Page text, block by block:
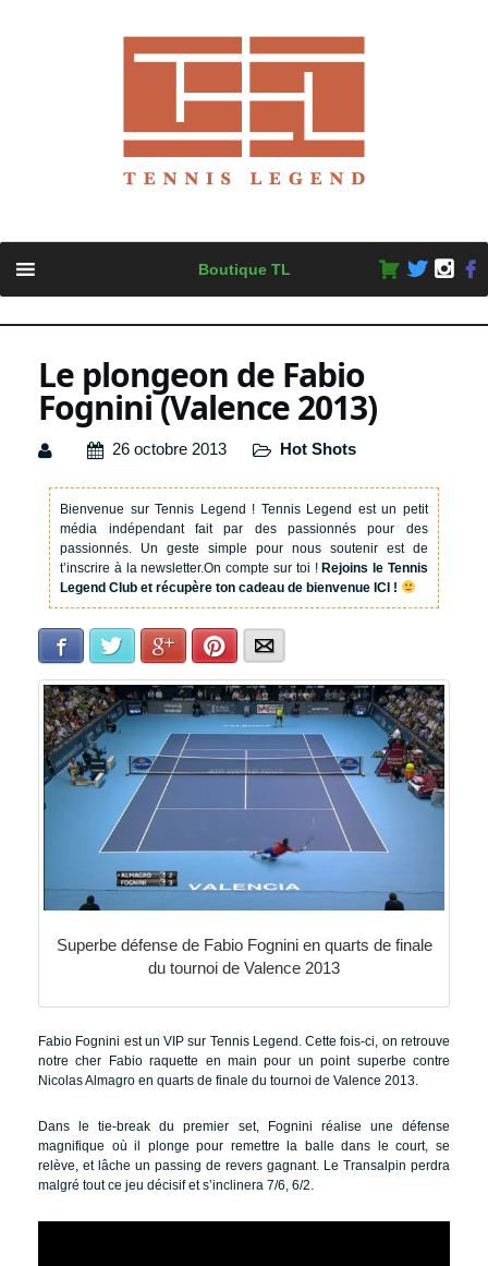
content
Boutique TL
Le plongeon de Fabio
Fognini (Valence 2013)
26 octobre 2013 Hot Shots
Bienvenue sur Tennis Legend ! Tennis Legend est un petit
média indépendant fait par des passionnés pour des
passionnés. Un geste simple pour nous soutenir est de
t’inscrire à la newsletter.On compte sur toi !Rejoins le Tennis
Legend Club et récupère ton cadeau de bienvenue ICI !
Facebook Twitter Google+Pinterest
Superbe défense de Fabio Fognini en quarts de finale
du tournoi de Valence 2013
Fabio Fognini est un VIP sur Tennis Legend. Cette fois-ci, on retrouve
notre cher Fabio raquette en main pour un point superbe contre
Nicolas Almagro en quarts de finale du tournoi de Valence 2013.
Dans le tie-break du premier set, Fognini réalise une défense
magnifique où il plonge pour remettre la balle dans le court, se
relève, et lâche un passing de revers gagnant. Le Transalpin perdra
malgré tout ce jeu décisif et s’inclinera 7/6, 6/2.